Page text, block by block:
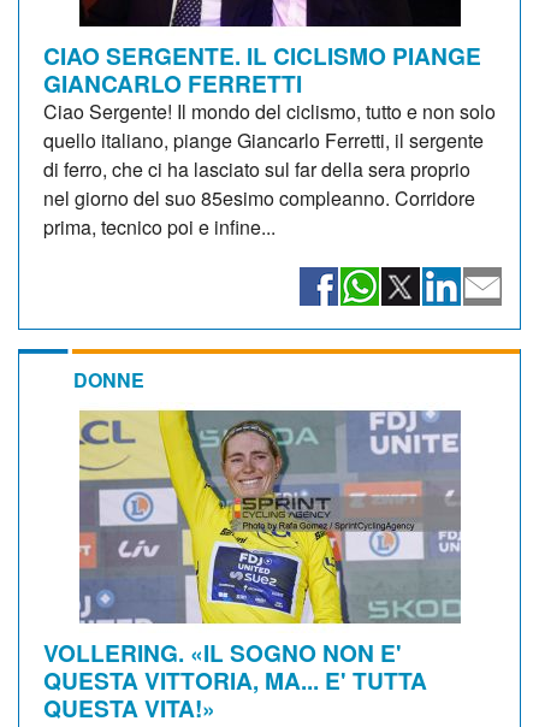
CIAO SERGENTE. IL CICLISMO PIANGE
GIANCARLO FERRETTI
Ciao Sergente! Il mondo del ciclismo, tutto e non solo
quello italiano, piange Giancarlo Ferretti, il sergente
di ferro, che ci ha lasciato sul far della sera proprio
nel giorno del suo 85esimo compleanno. Corridore
prima, tecnico poi e infine...
DONNE
VOLLERING. «IL SOGNO NON E'
QUESTA VITTORIA, MA... E' TUTTA
QUESTA VITA!»